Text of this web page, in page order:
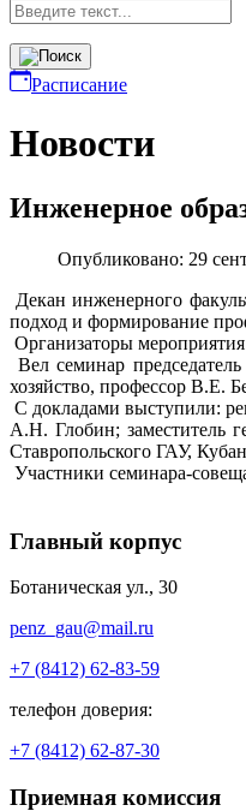
Расписание
Новости
Инженерное
Опубликовано: 29
Декан инженерного
подход и формирование
Организаторы
Вел семинар
хозяйство, профессор В.Е.
С докладами выступили:
А.Н. Глобин; заместитель
Ставропольского ГАУ,
Участники семинара-
Главный корпус
Ботаническая ул., 30
penz_gau@mail.ru
+7 (8412) 62-83-59
телефон доверия:
+7 (8412) 62-87-30
Приемная комиссия